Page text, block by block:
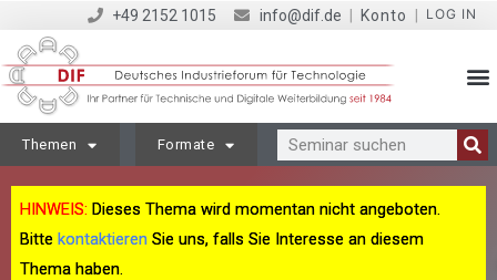
+49 2152 1015 info@dif.de Konto LOG IN
Themen Formate
HINWEIS: Dieses Thema wird momentan nicht angeboten.
Bitte kontaktieren Sie uns, falls Sie Interesse an diesem
Thema haben.